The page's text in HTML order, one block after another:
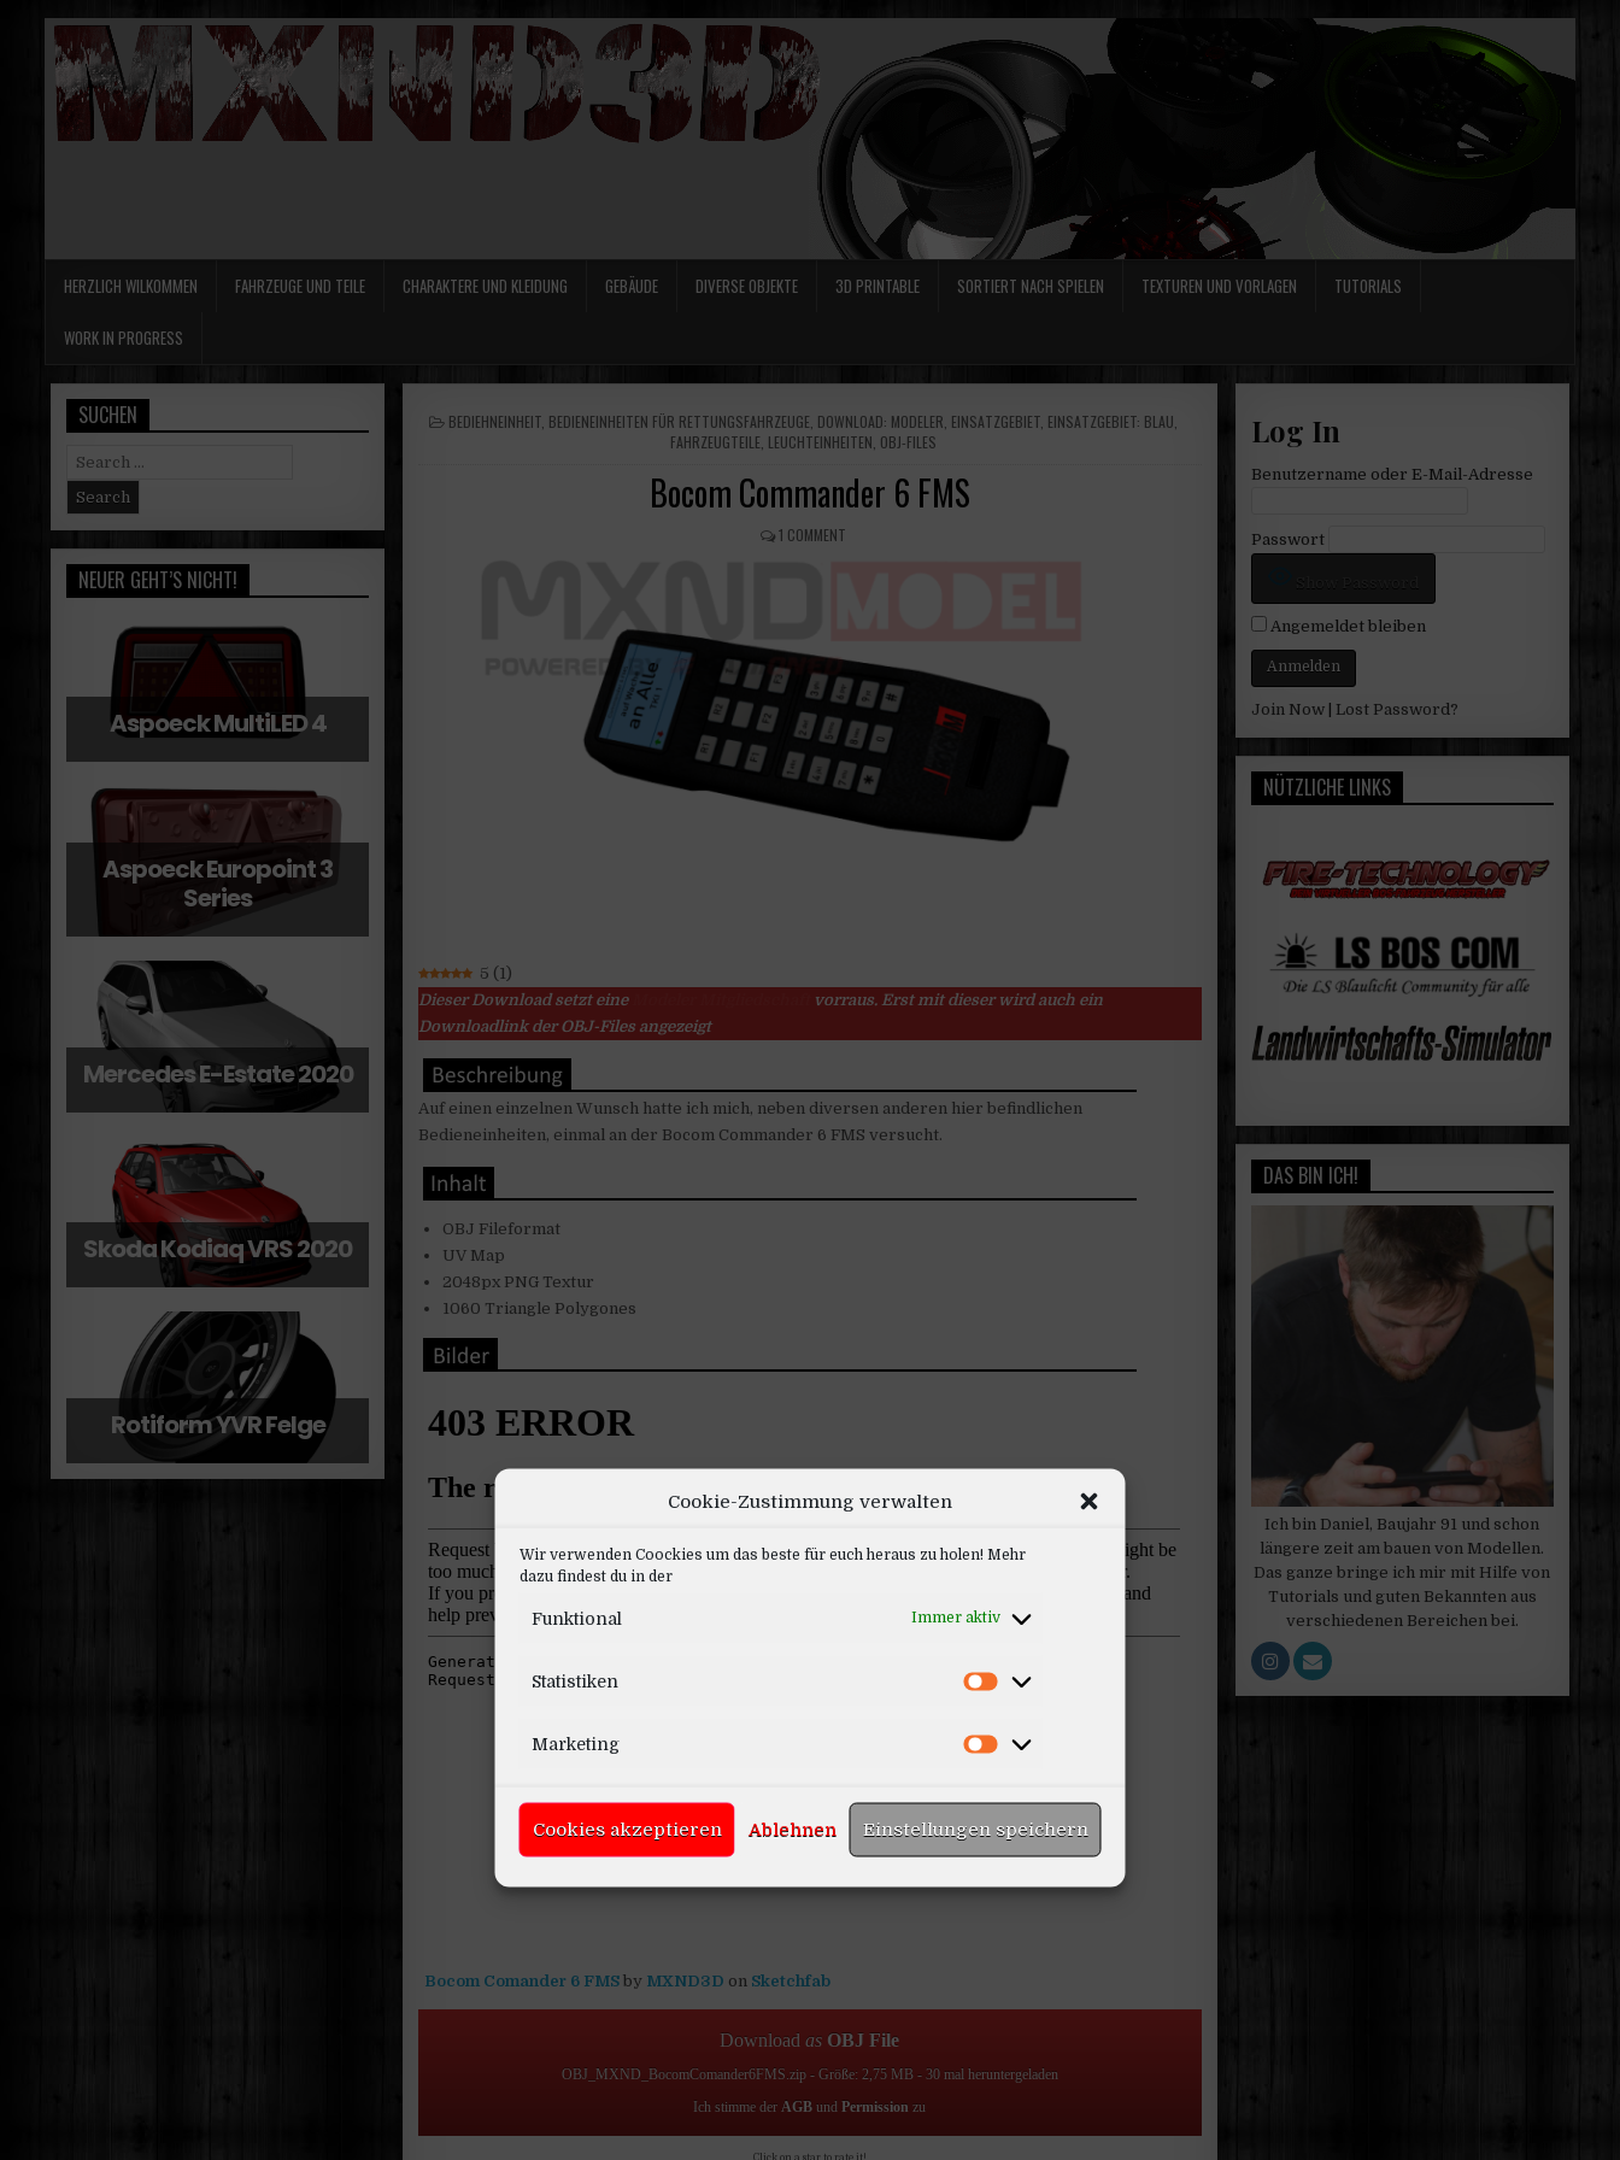
Cookie-Zustimmung verwalten
Wir verwenden Coockies um das beste für euch heraus zu holen! Mehr
dazu findest du in der
Funktional Immer aktiv
Statistiken
Marketing
Cookies akzeptieren Ablehnen Einstellungen speichern
HERZLICH WILKOMMEN FAHRZEUGE UND TEILE CHARAKTERE UND KLEIDUNG GEBÄUDE DIVERSE OBJEKTE 3D PRINTABLE SORTIERT NACH SPIELEN TEXTUREN UND VORLAGEN TUTORIALS
WORK IN PROGRESS
POSTED
BEDIEHNEINHEIT BEDIENEINHEITEN FÜR RETTUNGSFAHRZEUGE DOWNLOAD: MODELER EINSATZGEBIET EINSATZGEBIET: BLAU
FAHRZEUGTEILE LEUCHTEINHEITEN OBJ-FILES
Bocom Commander 6 FMS
1 COMMENT
5 (1 )
Dieser Download setzt eine
vorraus. Erst mit dieser wird auch ein
Downloadlink der OBJ-Files angezeigt
Auf einen einzelnen Wunsch hatte ich mich, neben diversen anderen hier befindlichen
Bedieneinheiten, einmal an der Bocom Commander 6 FMS versucht.
OBJ Fileformat
UV Map
2048px PNG Textur
1060 Triangle Polygones
Bocom Comander 6 FMSby MXND3D on Sketchfab
Downloadas OBJ File
OBJ_MXND_BocomComander6FMS.zip - Größe: 2,75 MB - 30 mal heruntergeladen
Ich stimme derAGB undPermissionzu
SUCHEN
Search
for:
NEUER GEHT’S NICHT!
Aspoeck MultiLED 4
Aspoeck Europoint 3
Series
Mercedes E-Estate 2020
Skoda Kodiaq VRS 2020
Rotiform YVR Felge
Log In
Benutzername oder E-Mail-Adresse
Passwort
Show Password
Angemeldet bleiben
Join Now| Lost Password?
NÜTZLICHE LINKS
DAS BIN ICH!
Ich bin Daniel, Baujahr 91 und schon
längere zeit am bauen von Modellen.
Das ganze bringe ich mir mit Hilfe von
Tutorials und guten Bekannten aus
verschiedenen Bereichen bei.